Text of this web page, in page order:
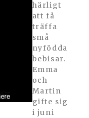
härligt
att få
träffa
små
nyfödda
bebisar.
Emma
och
Martin
gifte sig
i juni